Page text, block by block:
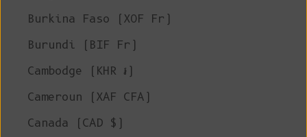
Burkina Faso (XOF Fr)
Burundi (BIF Fr)
Cambodge (KHR ៛)
Cameroun (XAF CFA)
Canada (CAD $)